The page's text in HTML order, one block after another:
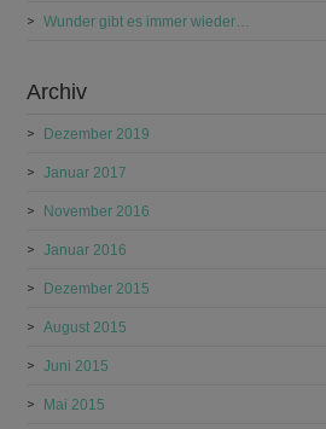
Wunder gibt es immer wieder…
Archiv
Dezember 2019
Januar 2017
November 2016
Januar 2016
Dezember 2015
August 2015
Juni 2015
Mai 2015